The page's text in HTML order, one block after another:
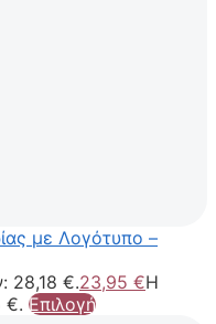
με Λογότυπο –
28,18 €.23,95 €Η
€. Επιλογή